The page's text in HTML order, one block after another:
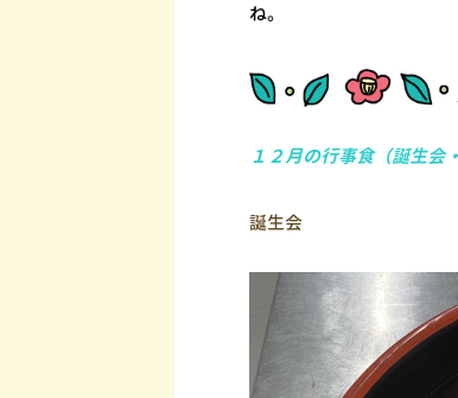
ね。
１２月の行事食（誕生会
誕生会